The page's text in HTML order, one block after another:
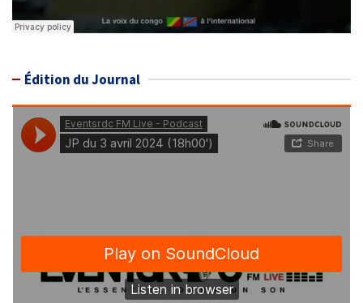
Édition du Journal